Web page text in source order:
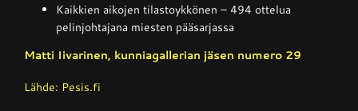
Kaikkien aikojen tilastoykkönen – 494 ottelua
pelinjohtajana miesten pääsarjassa
Matti Iivarinen, kunniagallerian jäsen numero 29
Lähde: Pesis.fi